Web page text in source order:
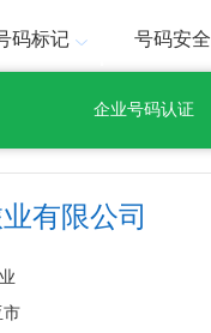
码标记 号码安全
企业号码认证
有限公司
市